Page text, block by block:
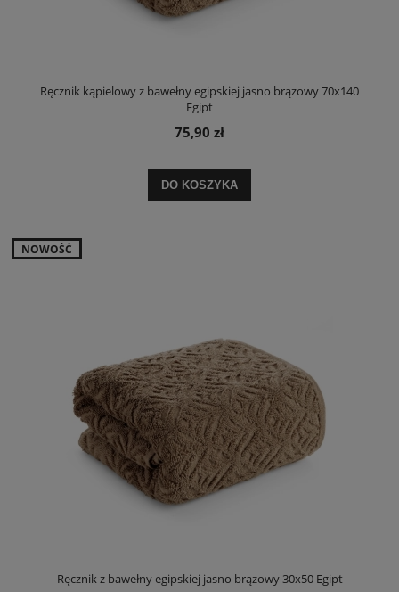
Ręcznik kąpielowy z bawełny egipskiej jasno brązowy 70x140
Egipt
75,90 zł
DO KOSZYKA
Ręcznik z bawełny egipskiej jasno brązowy 30x50 Egipt
NOWOŚĆ